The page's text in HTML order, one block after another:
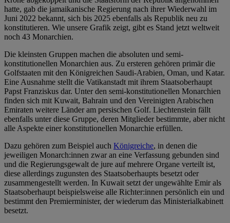
hatte, gab die jamaikanische Regierung nach ihrer Wiederwahl im
Juni 2022 bekannt, sich bis 2025 ebenfalls als Republik neu zu
konstitutieren. Wie unsere Grafik zeigt, gibt es Stand jetzt weltweit
noch 43 Monarchien.
Die kleinsten Gruppen machen die absoluten und semi-
konstitutionellen Monarchien aus. Zu ersteren gehören primär die
Golfstaaten mit den Königreichen Saudi-Arabien, Oman, und Katar.
Eine Ausnahme stellt die Vatikanstadt mit ihrem Staatsoberhaupt
Papst Franziskus dar. Unter den semi-konstitutionellen Monarchien
finden sich mit Kuwait, Bahrain und den Vereinigten Arabischen
Emiraten weitere Länder am persischen Golf. Liechtenstein fällt
ebenfalls unter diese Gruppe, deren Mitglieder bestimmte, aber nicht
alle Aspekte einer konstitutionellen Monarchie erfüllen.
Dazu gehören zum Beispiel auch Königreiche, in denen die
jeweiligen Monarch:innen zwar an eine Verfassung gebunden sind
und die Regierungsgewalt de jure auf mehrere Organe verteilt ist,
diese allerdings zugunsten des Staatsoberhaupts besetzt oder
zusammengestellt werden. In Kuwait setzt der ungewählte Emir als
Staatsoberhaupt beispielsweise alle Richter:innen persönlich ein und
bestimmt den Premierminister, der wiederum das Ministerialkabinett
besetzt.